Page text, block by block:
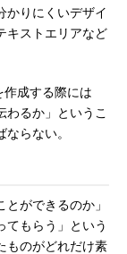
かりにくいデザイ
キストエリアなど
成する際には
わるか」というこ
らない。
ができるのか」
てもらう」という
ものがどれだけ素